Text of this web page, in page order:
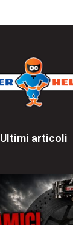
Ultimi articoli